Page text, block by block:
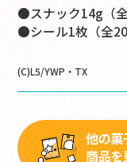
●スナック14g（全
●シール1枚（全20
(C)L5/YWP・TX